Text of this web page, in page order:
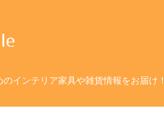
インテリア家具や雑貨情報をお届け！